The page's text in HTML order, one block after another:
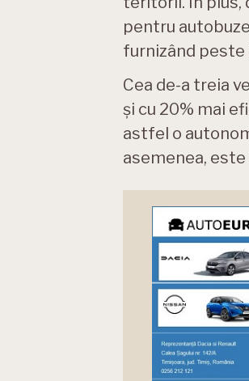
pentru
furnizând peste
Cea de-a treia
și cu 20% mai
astfel o
asemenea,